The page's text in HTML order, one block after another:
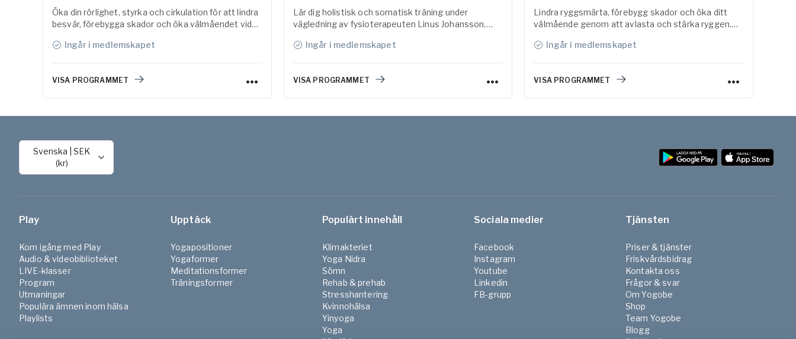
Öka din rörlighet, styrka och cirkulation för att lindra
besvär, förebygga skador och öka välmåendet vid
Ingår i medlemskapet
VISA PROGRAMMET
Lär dig holistisk och somatisk träning under
vägledning av fysioterapeuten Linus Johansson.
bland annat fötter, bäckenbotten, axlar och rygg.
Ingår i medlemskapet
VISA PROGRAMMET
Lindra ryggsmärta, förebygg skador och öka ditt
välmående genom att avlasta och stärka ryggen.
fysioterapi får du under vägledning av
använda vid akut och lindrig ryggsmärta.
Ingår i medlemskapet
VISA PROGRAMMET
Svenska |SEK
(kr)
Play
Kom igång med Play
Audio & videobiblioteket
LIVE-klasser
Program
Utmaningar
Populära ämnen inom hälsa
Playlists
Upptäck
Yogapositioner
Yogaformer
Meditationsformer
Träningsformer
Populärt innehåll
Klimakteriet
Yoga Nidra
Sömn
Rehab & prehab
Stresshantering
Kvinnohälsa
Yinyoga
Yoga
Sociala medier
Facebook
Instagram
Youtube
Linkedin
FB-grupp
Tjänsten
Priser & tjänster
Friskvårdsbidrag
Kontakta oss
Frågor & svar
Om Yogobe
Shop
Team Yogobe
Blogg